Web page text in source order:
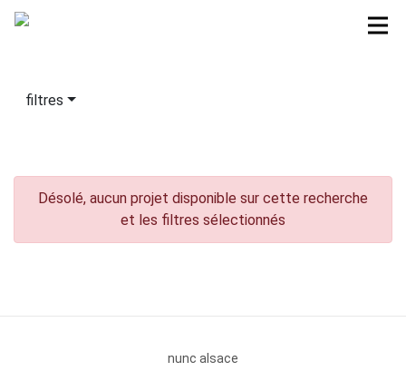
filtres
Désolé, aucun projet disponible sur cette recherche
et les filtres sélectionnés
nunc alsace